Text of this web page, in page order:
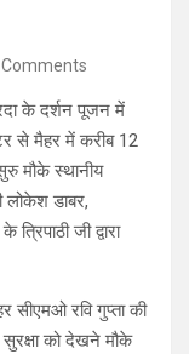
Comments
के दर्शन पूजन में
से मैहर में करीब 12
मौके स्थानीय
लोकेश डाबर,
जी द्वारा
सीएमओ रवि गुप्ता की
को देखने मौके